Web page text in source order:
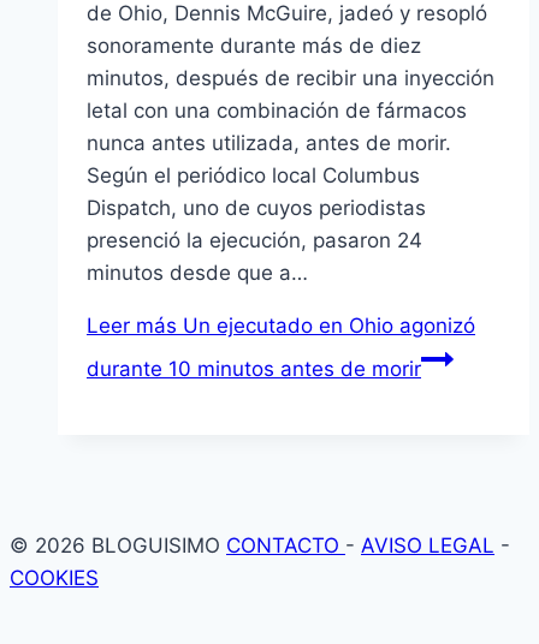
de Ohio, Dennis McGuire, jadeó y resopló
sonoramente durante más de diez
minutos, después de recibir una inyección
letal con una combinación de fármacos
nunca antes utilizada, antes de morir.
Según el periódico local Columbus
Dispatch, uno de cuyos periodistas
presenció la ejecución, pasaron 24
minutos desde que a…
Leer más Un ejecutado en Ohio agonizó
durante 10 minutos antes de morir
© 2026 BLOGUISIMO CONTACTO - AVISO LEGAL -
COOKIES